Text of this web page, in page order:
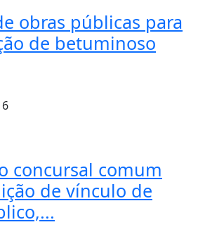
obras públicas para
de betuminoso
concursal comum
de vínculo de